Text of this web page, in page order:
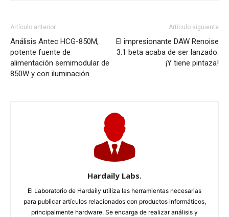
Artículo anterior
Análisis Antec HCG-850M,
potente fuente de
alimentación semimodular de
850W y con iluminación
Artículo siguiente
El impresionante DAW Renoise
3.1 beta acaba de ser lanzado.
¡Y tiene pintaza!
Hardaily Labs.
El Laboratorio de Hardaily utiliza las herramientas necesarias
para publicar artículos relacionados con productos informáticos,
principalmente hardware. Se encarga de realizar análisis y